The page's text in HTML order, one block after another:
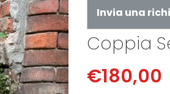
Invia una
Coppia
€180,00